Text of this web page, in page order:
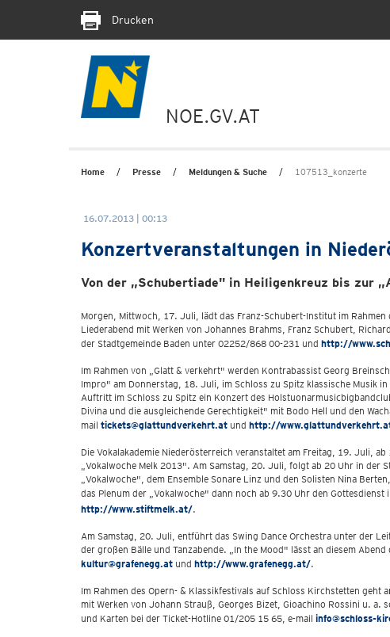
Drucken
NOE.GV.AT
Home Presse Meldungen & Suche 107513_konzerte
16.07.2013 | 00:13
Konzertveranstaltungen in
Von der „Schubertiade" in Heiligenkreuz bis zur
Morgen, Mittwoch, 17. Juli, lädt das Franz-Schubert-Institut im
Liederabend mit Werken von Johannes Brahms, Franz Schubert,
der Stadtgemeinde Baden unter 02252/868 00-231 und http://
Im Rahmen von „Glatt & verkehrt" werden Kontrabassist Georg
Impro" am Donnerstag, 18. Juli, im Schloss zu Spitz klassische Musik
Auftritt im Schloss zu Spitz ein Konzert des
Divina und die ausgleichende Gerechtigkeit" mit Bodo Hell und den
mail tickets@glattundverkehrt.at und http://
Die Vokalakademie Niederösterreich veranstaltet am Freitag, 19. Juli,
„Vokalwoche Melk 2013". Am Samstag, 20. Juli, folgt ab 20 Uhr in der
„Vokalwoche", dem Ensemble Sonare Linz und den Solisten Nina
das Plenum der „Vokalwoche" dann noch ab 9.30 Uhr den
http://www.stiftmelk.at/.
Am Samstag, 20. Juli, entführt das Swing Dance Orchestra unter der
der großen Bälle und Tanzabende. „In the Mood" lässt an diesem
kultur@grafenegg.at und http://www.grafenegg.at/.
Im Rahmen des Opern- & Klassikfestivals auf Schloss Kirchstetten
mit Werken von Johann Strauß, Georges Bizet, Gioachino Rossini u.
und Karten bei der Ticket-Hotline 01/205 15 65, e-mail info@schloss-